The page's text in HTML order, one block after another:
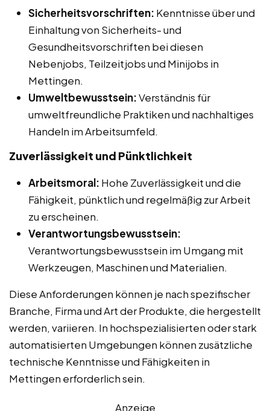
Sicherheitsvorschriften: Kenntnisse über und
Einhaltung von Sicherheits- und
Gesundheitsvorschriften bei diesen
Nebenjobs, Teilzeitjobs und Minijobs in
Mettingen.
Umweltbewusstsein:Verständnis für
umweltfreundliche Praktiken und nachhaltiges
Handeln im Arbeitsumfeld.
Zuverlässigkeit und Pünktlichkeit
Arbeitsmoral: Hohe Zuverlässigkeit und die
Fähigkeit, pünktlich und regelmäßig zur Arbeit
zu erscheinen.
Verantwortungsbewusstsein:
Verantwortungsbewusstsein im Umgang mit
Werkzeugen, Maschinen und Materialien.
Diese Anforderungen können je nach spezifischer
Branche, Firma und Art der Produkte, die hergestellt
werden, variieren. In hochspezialisierten oder stark
automatisierten Umgebungen können zusätzliche
technische Kenntnisse und Fähigkeiten in
Mettingen erforderlich sein.
Anzeige